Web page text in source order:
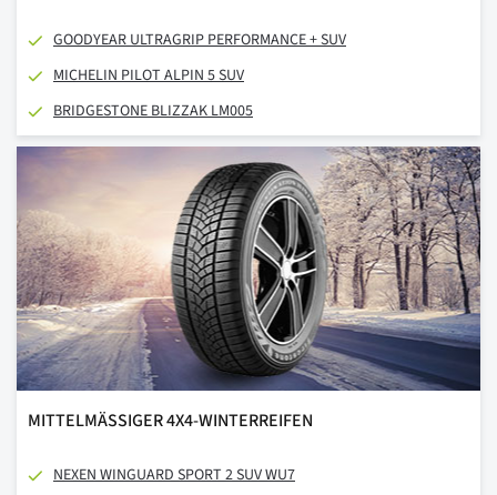
GOODYEAR ULTRAGRIP PERFORMANCE + SUV
MICHELIN PILOT ALPIN 5 SUV
BRIDGESTONE BLIZZAK LM005
MITTELMÄSSIGER 4X4-WINTERREIFEN
NEXEN WINGUARD SPORT 2 SUV WU7